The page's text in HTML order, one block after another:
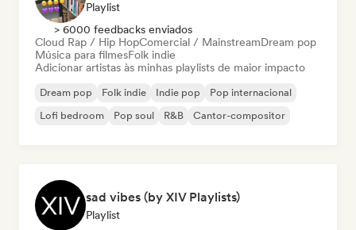
Playlist
> 6000 feedbacks enviados
Cloud Rap / Hip HopComercial / MainstreamDream pop
Música para filmesFolk indie
Adicionar artistas às minhas playlists de maior impacto
Dream pop Folk indie Indie pop
Pop internacional
Lofi bedroom
Pop soul R&B Cantor-compositor
sad vibes (by XIV Playlists)
Playlist